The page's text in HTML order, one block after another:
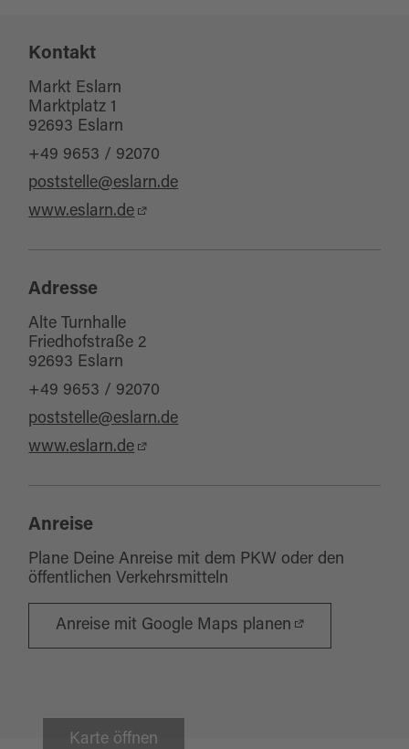
für Gruppen
Kontakt
Markt Eslarn
Marktplatz 1
92693 Eslarn
+49 9653 / 92070
poststelle@eslarn.de
www.eslarn.de
Adresse
Alte Turnhalle
Friedhofstraße 2
92693 Eslarn
+49 9653 / 92070
poststelle@eslarn.de
www.eslarn.de
Anreise
Plane Deine Anreise mit dem PKW oder den
öffentlichen Verkehrsmitteln
Anreise mit Google Maps planen
Karte öffnen